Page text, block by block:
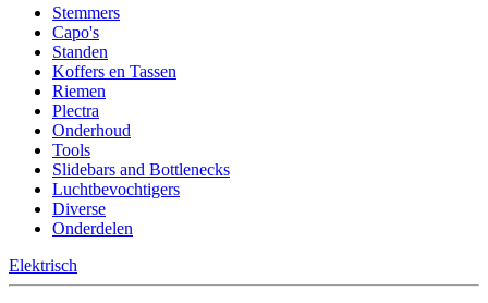
Stemmers
Capo's
Standen
Koffers en Tassen
Riemen
Plectra
Onderhoud
Tools
Slidebars and Bottlenecks
Luchtbevochtigers
Diverse
Onderdelen
Elektrisch